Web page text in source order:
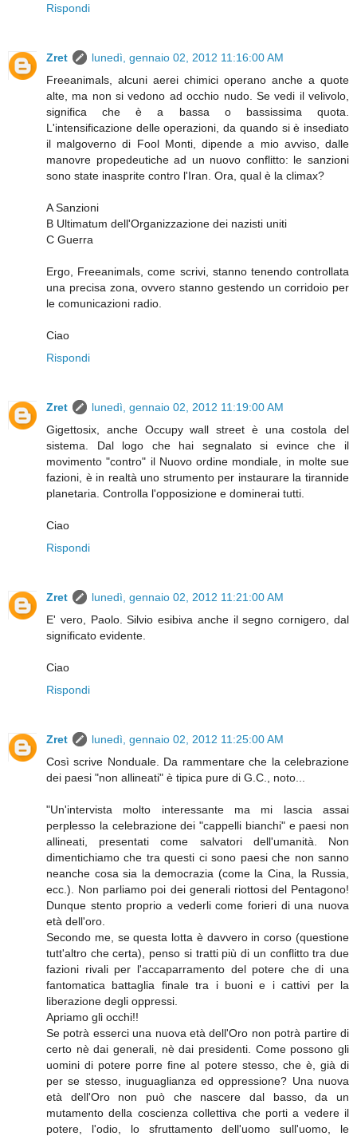
Rispondi
Zret
lunedì, gennaio 02, 2012 11:16:00 AM
Freeanimals, alcuni aerei chimici operano anche a quote
alte, ma non si vedono ad occhio nudo. Se vedi il velivolo,
significa che è a bassa o bassissima quota.
L'intensificazione delle operazioni, da quando si è insediato
il malgoverno di Fool Monti, dipende a mio avviso, dalle
manovre propedeutiche ad un nuovo conflitto: le sanzioni
sono state inasprite contro l'Iran. Ora, qual è la climax?
A Sanzioni
B Ultimatum dell'Organizzazione dei nazisti uniti
C Guerra
Ergo, Freeanimals, come scrivi, stanno tenendo controllata
una precisa zona, ovvero stanno gestendo un corridoio per
le comunicazioni radio.
Ciao
Rispondi
Zret
lunedì, gennaio 02, 2012 11:19:00 AM
Gigettosix, anche Occupy wall street è una costola del
sistema. Dal logo che hai segnalato si evince che il
movimento "contro" il Nuovo ordine mondiale, in molte sue
fazioni, è in realtà uno strumento per instaurare la tirannide
planetaria. Controlla l'opposizione e dominerai tutti.
Ciao
Rispondi
Zret
lunedì, gennaio 02, 2012 11:21:00 AM
E' vero, Paolo. Silvio esibiva anche il segno cornigero, dal
significato evidente.
Ciao
Rispondi
Zret
lunedì, gennaio 02, 2012 11:25:00 AM
Così scrive Nonduale. Da rammentare che la celebrazione
dei paesi "non allineati" è tipica pure di G.C., noto...
"Un'intervista molto interessante ma mi lascia assai
perplesso la celebrazione dei "cappelli bianchi" e paesi non
allineati, presentati come salvatori dell'umanità. Non
dimentichiamo che tra questi ci sono paesi che non sanno
neanche cosa sia la democrazia (come la Cina, la Russia,
ecc.). Non parliamo poi dei generali riottosi del Pentagono!
Dunque stento proprio a vederli come forieri di una nuova
età dell'oro.
Secondo me, se questa lotta è davvero in corso (questione
tutt'altro che certa), penso si tratti più di un conflitto tra due
fazioni rivali per l'accaparramento del potere che di una
fantomatica battaglia finale tra i buoni e i cattivi per la
liberazione degli oppressi.
Apriamo gli occhi!!
Se potrà esserci una nuova età dell'Oro non potrà partire di
certo nè dai generali, nè dai presidenti. Come possono gli
uomini di potere porre fine al potere stesso, che è, già di
per se stesso, inuguaglianza ed oppressione? Una nuova
età dell'Oro non può che nascere dal basso, da un
mutamento della coscienza collettiva che porti a vedere il
potere, l'odio, lo sfruttamento dell'uomo sull'uomo, le